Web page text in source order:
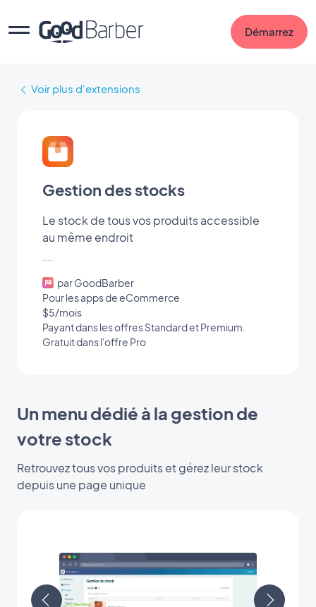
Démarrez
Voir plus d'extensions
Gestion des stocks
Le stock de tous vos produits accessible
au même endroit
par GoodBarber
Pour les apps de eCommerce
$5/mois
Payant dans les offres Standard et Premium.
Gratuit dans l'offre Pro
Un menu dédié à la gestion de
votre stock
Retrouvez tous vos produits et gérez leur stock
depuis une page unique